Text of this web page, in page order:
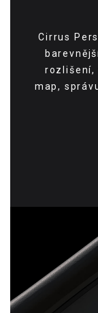
Cirrus
rozlišení,
map,